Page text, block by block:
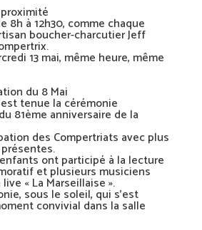
8h à 12h30, comme chaque
boucher-charcutier Jeff
13 mai, même heure, même
du 8 Mai
tenue la cérémonie
81ème anniversaire de la
des Compertriats avec plus
ont participé à la lecture
et plusieurs musiciens
« La Marseillaise ».
sous le soleil, qui s’est
convivial dans la salle